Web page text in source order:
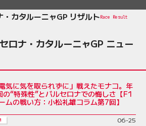
カタルーニャGP リザルトRace Result
ロナ・カタルーニャGP ニュー
電気に気を取られずに」戦えたモナコ。年
の“特殊性”とバルセロナでの悔しさ【F1
ムの戦い方：小松礼雄コラム第7回】
06-25